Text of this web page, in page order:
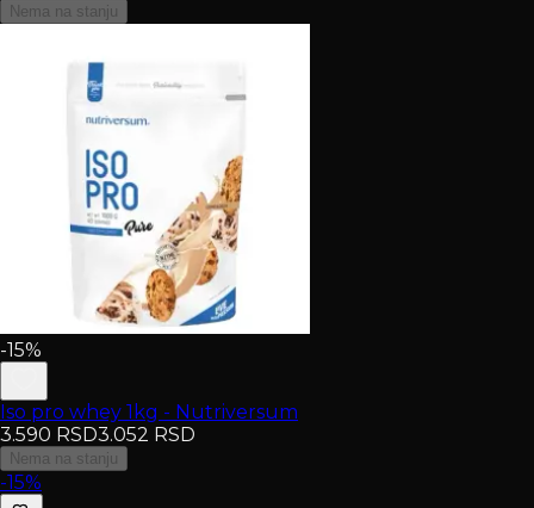
Nema na stanju
-15%
Iso pro whey 1kg - Nutriversum
3.590 RSD3.052 RSD
Nema na stanju
-15%